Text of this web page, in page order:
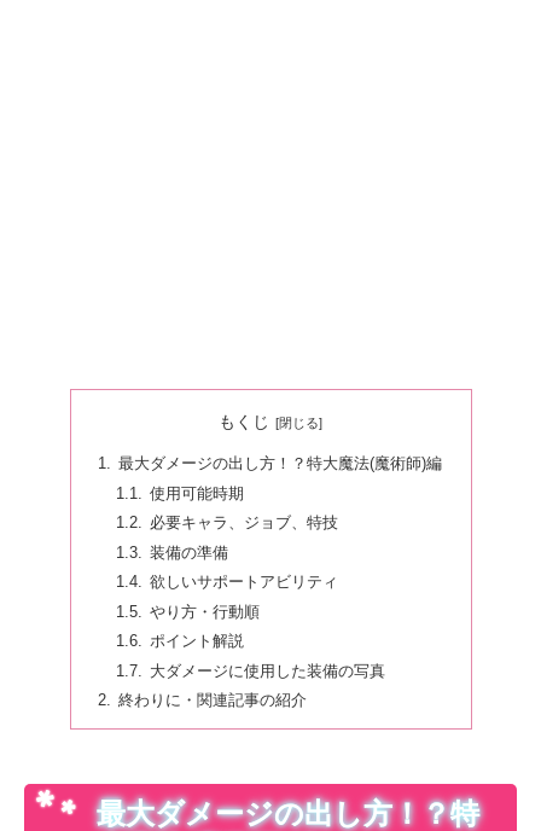
もくじ
最大ダメージの出し方！？特大魔法(魔術師)編
使用可能時期
必要キャラ、ジョブ、特技
装備の準備
欲しいサポートアビリティ
やり方・行動順
ポイント解説
大ダメージに使用した装備の写真
終わりに・関連記事の紹介
最大ダメージの出し方！？特